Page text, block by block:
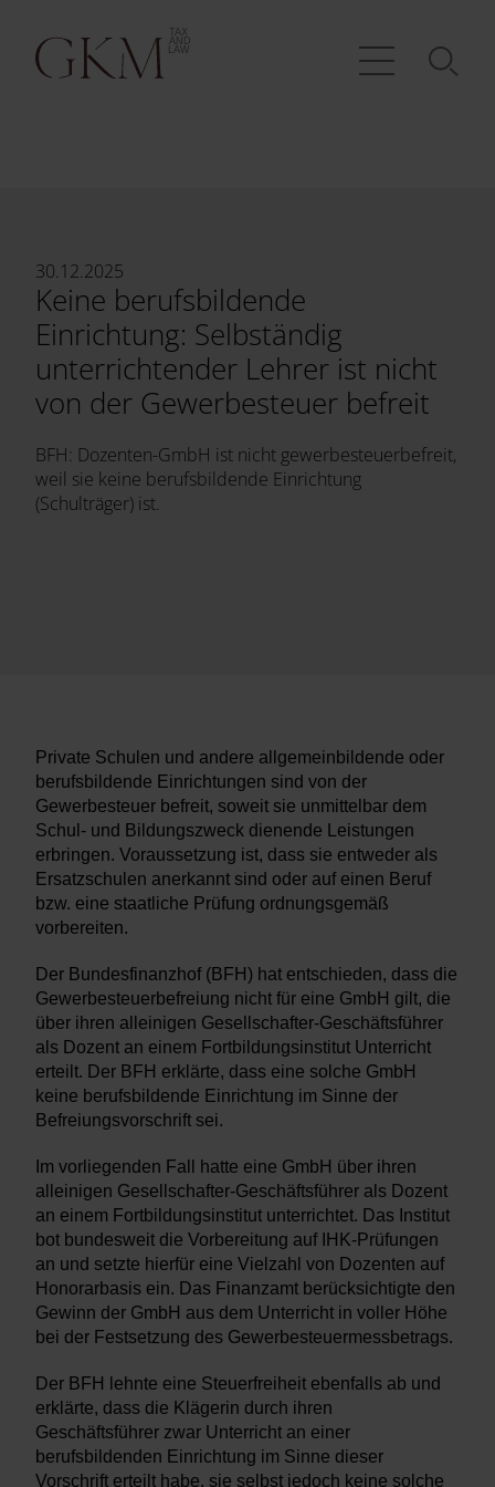
30.12.2025
Keine berufsbildende
Einrichtung: Selbständig
unterrichtender Lehrer ist nicht
von der Gewerbesteuer befreit
BFH: Dozenten-GmbH ist nicht gewerbesteuerbefreit,
weil sie keine berufsbildende Einrichtung
(Schulträger) ist.
Private Schulen und andere allgemeinbildende oder
berufsbildende Einrichtungen sind von der
Gewerbesteuer befreit, soweit sie unmittelbar dem
Schul- und Bildungszweck dienende Leistungen
erbringen. Voraussetzung ist, dass sie entweder als
Ersatzschulen anerkannt sind oder auf einen Beruf
bzw. eine staatliche Prüfung ordnungsgemäß
vorbereiten.
Der Bundesfinanzhof (BFH) hat entschieden, dass die
Gewerbesteuerbefreiung nicht für eine GmbH gilt, die
über ihren alleinigen Gesellschafter-Geschäftsführer
als Dozent an einem Fortbildungsinstitut Unterricht
erteilt. Der BFH erklärte, dass eine solche GmbH
keine berufsbildende Einrichtung im Sinne der
Befreiungsvorschrift sei.
Im vorliegenden Fall hatte eine GmbH über ihren
alleinigen Gesellschafter-Geschäftsführer als Dozent
an einem Fortbildungsinstitut unterrichtet. Das Institut
bot bundesweit die Vorbereitung auf IHK-Prüfungen
an und setzte hierfür eine Vielzahl von Dozenten auf
Honorarbasis ein. Das Finanzamt berücksichtigte den
Gewinn der GmbH aus dem Unterricht in voller Höhe
bei der Festsetzung des Gewerbesteuermessbetrags.
Der BFH lehnte eine Steuerfreiheit ebenfalls ab und
erklärte, dass die Klägerin durch ihren
Geschäftsführer zwar Unterricht an einer
berufsbildenden Einrichtung im Sinne dieser
Vorschrift erteilt habe, sie selbst jedoch keine solche